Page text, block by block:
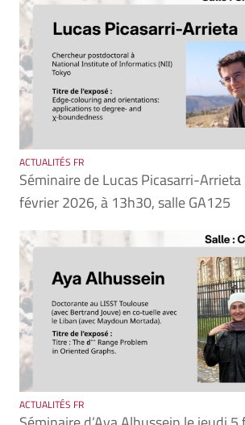
ACTUALITÉS FR
Séminaire de Lucas Picasarri-
février 2026, à 13h30, salle GA125
ACTUALITÉS FR